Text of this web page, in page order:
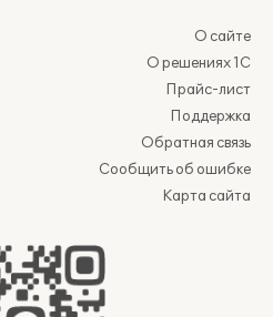
О сайте
О решениях 1С
Прайс-лист
Поддержка
Обратная связь
Сообщить об ошибке
Карта сайта